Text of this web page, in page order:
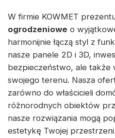
W firmie KOWMET
ogrodzeniowe o
harmonijnie łączą styl z
nasze panele 2D i 3D,
bezpieczeństwo, ale także
swojego terenu. Nasza
zarówno do właścicieli
różnorodnych obiektów
nasze rozwiązania mogą
estetykę Twojej